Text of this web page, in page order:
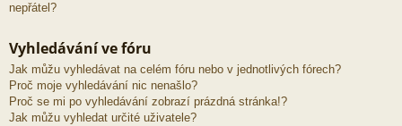
nepřátel?
Vyhledávání ve fóru
Jak můžu vyhledávat na celém fóru nebo v jednotlivých fórech?
Proč moje vyhledávání nic nenašlo?
Proč se mi po vyhledávání zobrazí prázdná stránka!?
Jak můžu vyhledat určité uživatele?